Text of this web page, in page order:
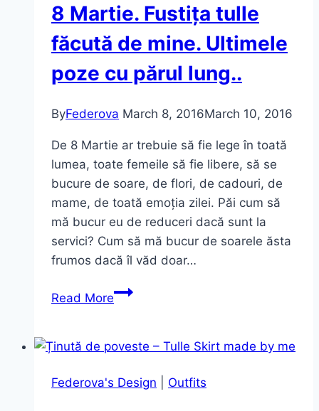
8 Martie. Fustița tulle
făcută de mine. Ultimele
poze cu părul lung..
ByFederova March 8, 2016March 10, 2016
De 8 Martie ar trebuie să fie lege în toată
lumea, toate femeile să fie libere, să se
bucure de soare, de flori, de cadouri, de
mame, de toată emoția zilei. Păi cum să
mă bucur eu de reduceri dacă sunt la
servici? Cum să mă bucur de soarele ăsta
frumos dacă îl văd doar…
Read More8
tulle
de
Federova's Design Outfits